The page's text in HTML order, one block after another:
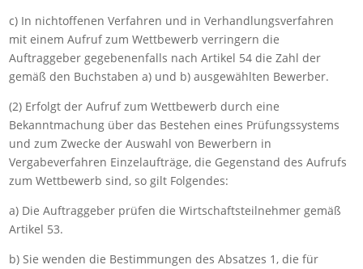
c) In nichtoffenen Verfahren und in Verhandlungsverfahren
mit einem Aufruf zum Wettbewerb verringern die
Auftraggeber gegebenenfalls nach Artikel 54 die Zahl der
gemäß den Buchstaben a) und b) ausgewählten Bewerber.
(2) Erfolgt der Aufruf zum Wettbewerb durch eine
Bekanntmachung über das Bestehen eines Prüfungssystems
und zum Zwecke der Auswahl von Bewerbern in
Vergabeverfahren Einzelaufträge, die Gegenstand des Aufrufs
zum Wettbewerb sind, so gilt Folgendes:
a) Die Auftraggeber prüfen die Wirtschaftsteilnehmer gemäß
Artikel 53.
b) Sie wenden die Bestimmungen des Absatzes 1, die für